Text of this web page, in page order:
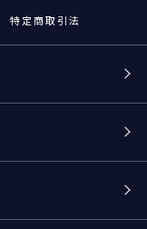
特定商取引法